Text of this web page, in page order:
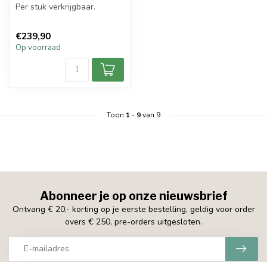
Per stuk verkrijgbaar.
€239,90
Op voorraad
Toon 1- 9van 9
Abonneer je op onze nieuwsbrief
Ontvang € 20,- korting op je eerste bestelling, geldig voor order
overs € 250, pre-orders uitgesloten.